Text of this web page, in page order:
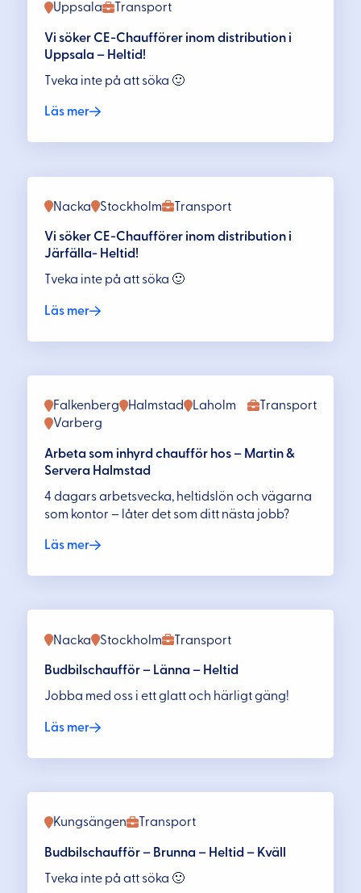
Transport
Uppsala
Vi söker CE-Chaufförer inom distribution i
Uppsala – Heltid!
Tveka inte på att söka 🙂
Läs mer
Transport
Nacka Stockholm
Vi söker CE-Chaufförer inom distribution i
Järfälla- Heltid!
Tveka inte på att söka 🙂
Läs mer
Transport
Falkenberg Halmstad
Laholm
Varberg
Arbeta som inhyrd chaufför hos – Martin &
Servera Halmstad
4 dagars arbetsvecka, heltidslön och vägarna
som kontor – låter det som ditt nästa jobb?
Läs mer
Transport
Nacka Stockholm
Budbilschaufför – Länna – Heltid
Jobba med oss i ett glatt och härligt gäng!
Läs mer
Transport
Kungsängen
Budbilschaufför – Brunna – Heltid – Kväll
Tveka inte på att söka 🙂